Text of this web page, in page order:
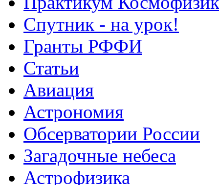
Спутник - на урок!
Гранты РФФИ
Статьи
Авиация
Астрономия
Обсерватории России
Загадочные небеса
Астрофизика